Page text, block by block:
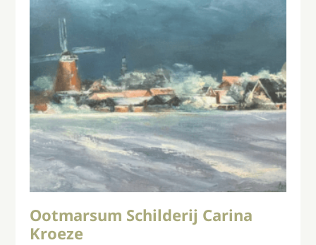
Ootmarsum Schilderij Carina
Kroeze